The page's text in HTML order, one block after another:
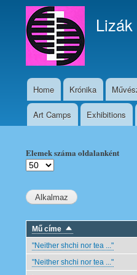
navigáció
Home Krónika
Pályafutás
Art Camps Exhibitions
Elemek száma oldalanként
Mű címe Sort
descending
"Neither shchi nor tea ..."
"Neither shchi nor tea ..."